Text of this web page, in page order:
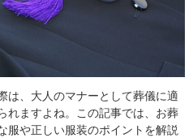
は、大人のマナーとして葬儀に適
れますよね。この記事では、お葬
服や正しい服装のポイントを解説